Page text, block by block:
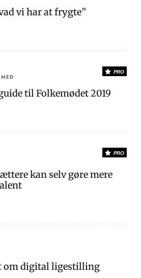
vi har at frygte”
PRO
til Folkemødet 2019
PRO
kan selv gøre mere
om digital ligestilling